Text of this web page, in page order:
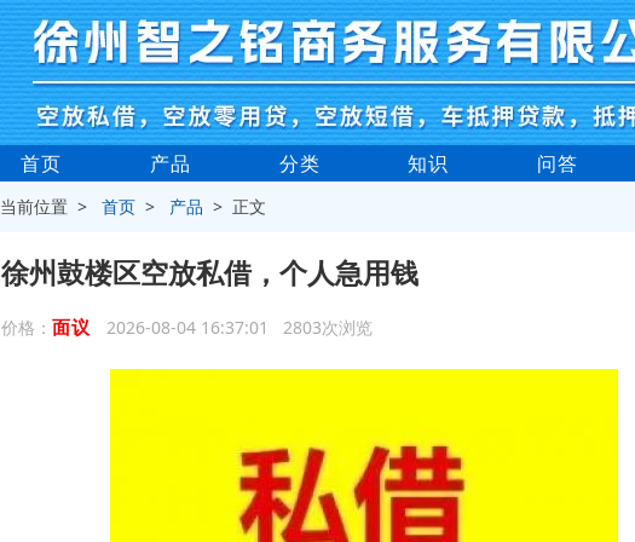
首页 产品 分类 知识 问答
当前位置 >首页 > 产品 > 正文
徐州鼓楼区空放私借，个人急用钱
价格： 面议 2026-08-04 16:37:01 2803次浏览